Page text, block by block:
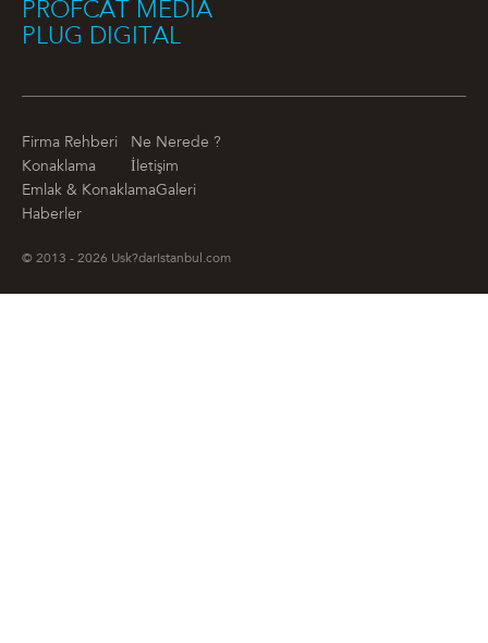
PROFCAT MEDIA
PLUG DIGITAL
Firma Rehberi
Ne Nerede ?
Konaklama
İletişim
Emlak & KonaklamaGaleri
Haberler
© 2013 - 2026 Usk?darIstanbul.com